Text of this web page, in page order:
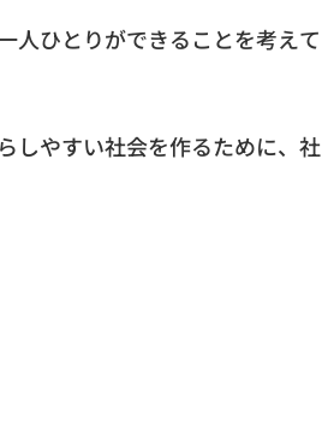
人ひとりができることを考えて
しやすい社会を作るために、社